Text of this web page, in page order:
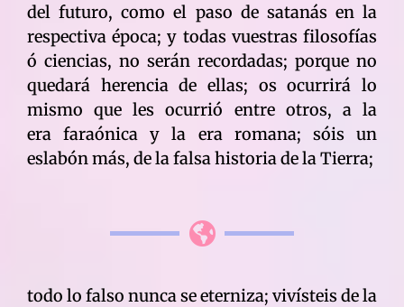
del futuro, como el paso de satanás en la
respectiva época; y todas vuestras filosofías
ó ciencias, no serán recordadas; porque no
quedará herencia de ellas; os ocurrirá lo
mismo que les ocurrió entre otros, a la
era faraónica y la era romana; sóis un
eslabón más, de la falsa historia de la Tierra;
todo lo falso nunca se eterniza; vivísteis de la